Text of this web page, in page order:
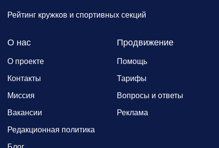
Рейтинг кружков и спортивных секций
О нас
О проекте
Контакты
Миссия
Вакансии
Редакционная политика
Продвижение
Помощь
Тарифы
Вопросы и ответы
Реклама